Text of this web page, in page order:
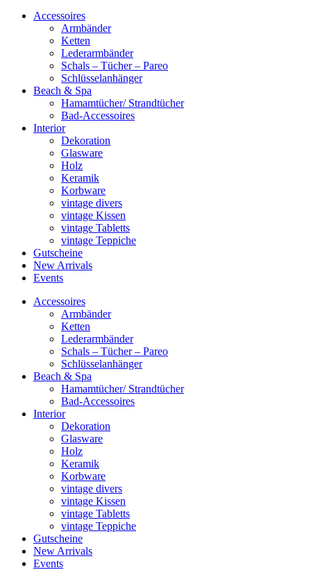
Accessoires
Armbänder
Ketten
Lederarmbänder
Schals – Tücher – Pareo
Schlüsselanhänger
Beach & Spa
Hamamtücher/ Strandtücher
Bad-Accessoires
Interior
Dekoration
Glasware
Holz
Keramik
Korbware
vintage divers
vintage Kissen
vintage Tabletts
vintage Teppiche
Gutscheine
New Arrivals
Events
Accessoires
Armbänder
Ketten
Lederarmbänder
Schals – Tücher – Pareo
Schlüsselanhänger
Beach & Spa
Hamamtücher/ Strandtücher
Bad-Accessoires
Interior
Dekoration
Glasware
Holz
Keramik
Korbware
vintage divers
vintage Kissen
vintage Tabletts
vintage Teppiche
Gutscheine
New Arrivals
Events